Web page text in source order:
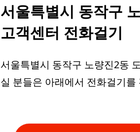
서울특별시 동작구
고객센터 전화걸기
서울특별시 동작구 노량진2동
실 분들은 아래에서 전화걸기를